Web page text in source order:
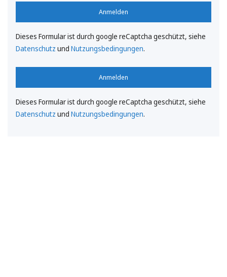
Anmelden
Dieses Formular ist durch google reCaptcha geschützt, siehe
Datenschutz und Nutzungsbedingungen.
Anmelden
Dieses Formular ist durch google reCaptcha geschützt, siehe
Datenschutz und Nutzungsbedingungen.